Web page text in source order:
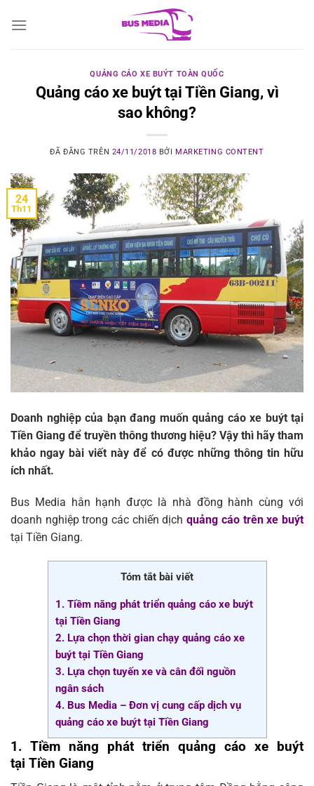
đến
QUẢNG CÁO XE BUÝT TOÀN QUỐC
Quảng cáo xe buýt tại Tiền Giang, vì
sao không?
ĐÃ ĐĂNG TRÊN 24/11/2018 BỞIMARKETING CONTENT
24
Th11
Doanh nghiệp của bạn đang muốn quảng cáo xe buýt tại
Tiền Giang để truyền thông thương hiệu? Vậy thì hãy tham
khảo ngay bài viết này để có được những thông tin hữu
ích nhất.
Bus Media hân hạnh được là nhà đồng hành cùng với
doanh nghiệp trong các chiến dịchquảng cáo trên xe buýt
tại Tiền Giang.
Tóm tắt bài viết
1. Tiềm năng phát triển quảng cáo xe buýt
tại Tiền Giang
2. Lựa chọn thời gian chạy quảng cáo xe
buýt tại Tiền Giang
3. Lựa chọn tuyến xe và cân đối nguồn
ngân sách
4. Bus Media – Đơn vị cung cấp dịch vụ
quảng cáo xe buýt tại Tiền Giang
1. Tiềm năng phát triển quảng cáo xe buýt
tại Tiền Giang